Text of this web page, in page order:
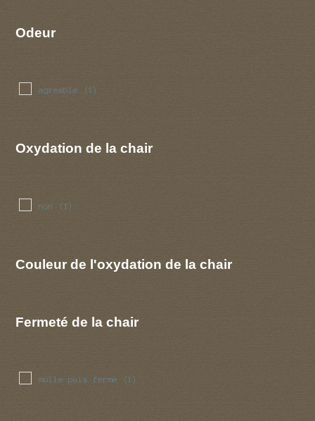
Odeur
agreable (1)
Oxydation de la chair
non (1)
Couleur de l'oxydation de la chair
Fermeté de la chair
molle puis ferme (1)